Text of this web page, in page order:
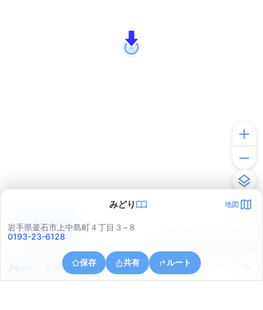
みどり 地図
岩手県釜石市上中島町４丁目３−８
0193-23-6128
保存 共有 ルート
岩手県釜石市甲子町第１４地割
アプリで見る